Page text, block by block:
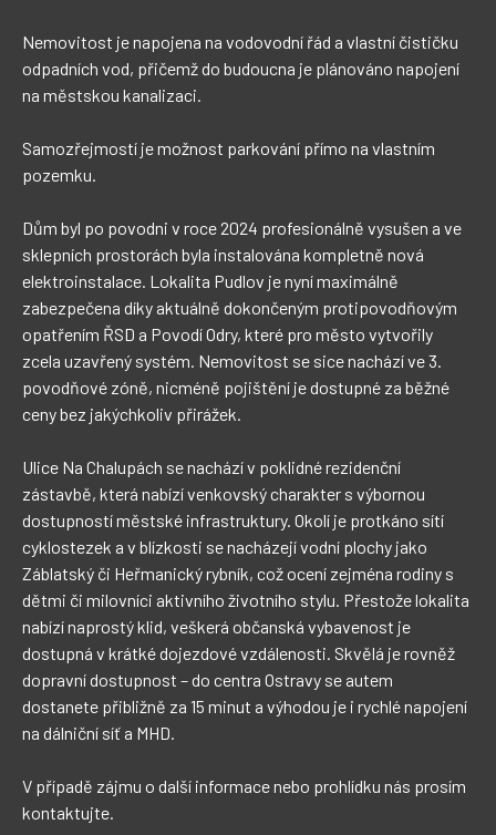
Nemovitost je napojena na vodovodní řád a vlastní čističku
odpadních vod, přičemž do budoucna je plánováno napojení
na městskou kanalizaci.
Samozřejmostí je možnost parkování přímo na vlastním
pozemku.
Dům byl po povodni v roce 2024 profesionálně vysušen a ve
sklepních prostorách byla instalována kompletně nová
elektroinstalace. Lokalita Pudlov je nyní maximálně
zabezpečena díky aktuálně dokončeným protipovodňovým
opatřením ŘSD a Povodí Odry, které pro město vytvořily
zcela uzavřený systém. Nemovitost se sice nachází ve 3.
povodňové zóně, nicméně pojištění je dostupné za běžné
ceny bez jakýchkoliv přirážek.
Ulice Na Chalupách se nachází v poklidné rezidenční
zástavbě, která nabízí venkovský charakter s výbornou
dostupností městské infrastruktury. Okolí je protkáno sítí
cyklostezek a v blízkosti se nacházejí vodní plochy jako
Záblatský či Heřmanický rybník, což ocení zejména rodiny s
dětmi či milovníci aktivního životního stylu. Přestože lokalita
nabízí naprostý klid, veškerá občanská vybavenost je
dostupná v krátké dojezdové vzdálenosti. Skvělá je rovněž
dopravní dostupnost – do centra Ostravy se autem
dostanete přibližně za 15 minut a výhodou je i rychlé napojení
na dálniční síť a MHD.
V případě zájmu o další informace nebo prohlídku nás prosím
kontaktujte.